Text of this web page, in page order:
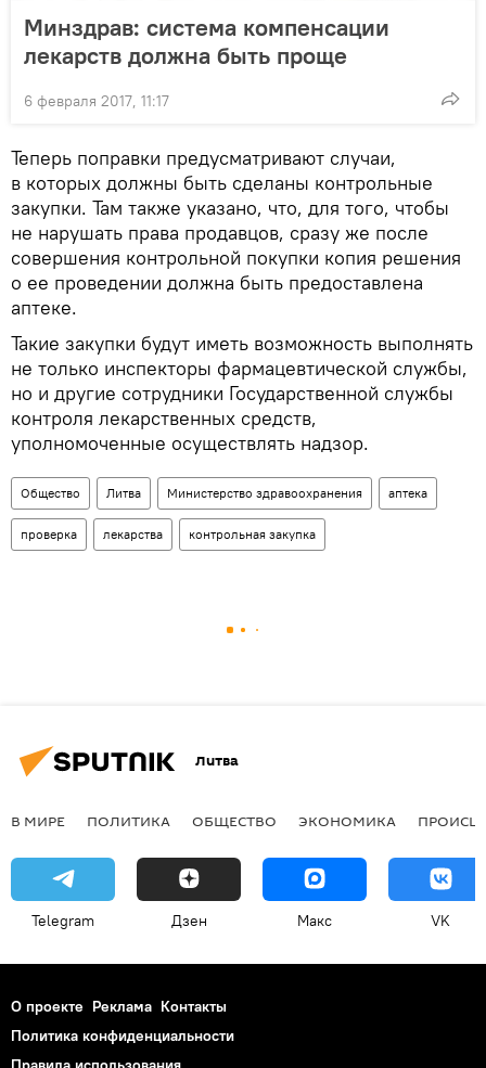
Минздрав: система компенсации
лекарств должна быть проще
6 февраля 2017, 11:17
Теперь поправки предусматривают случаи,
в которых должны быть сделаны контрольные
закупки. Там также указано, что, для того, чтобы
не нарушать права продавцов, сразу же после
совершения контрольной покупки копия решения
о ее проведении должна быть предоставлена
аптеке.
Такие закупки будут иметь возможность выполнять
не только инспекторы фармацевтической службы,
но и другие сотрудники Государственной службы
контроля лекарственных средств,
уполномоченные осуществлять надзор.
Общество Литва Министерство здравоохранения аптека
проверка лекарства контрольная закупка
Литва
В МИРЕ ПОЛИТИКА ОБЩЕСТВО ЭКОНОМИКА
Telegram Дзен Макс VK
О проекте Реклама Контакты
Политика конфиденциальности